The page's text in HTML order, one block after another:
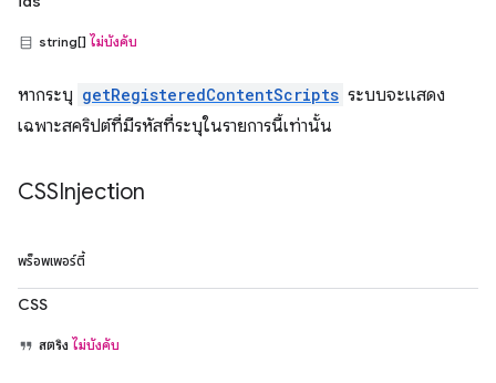
string[] ไม่บังคับ
หากระบุ getRegisteredContentScripts ระบบจะแสดง
เฉพาะสคริปต์ที่มีรหัสที่ระบุในรายการนี้เท่านั้น
CSSInjection
พร็อพเพอร์ตี้
CSS
สตริง ไม่บังคับ